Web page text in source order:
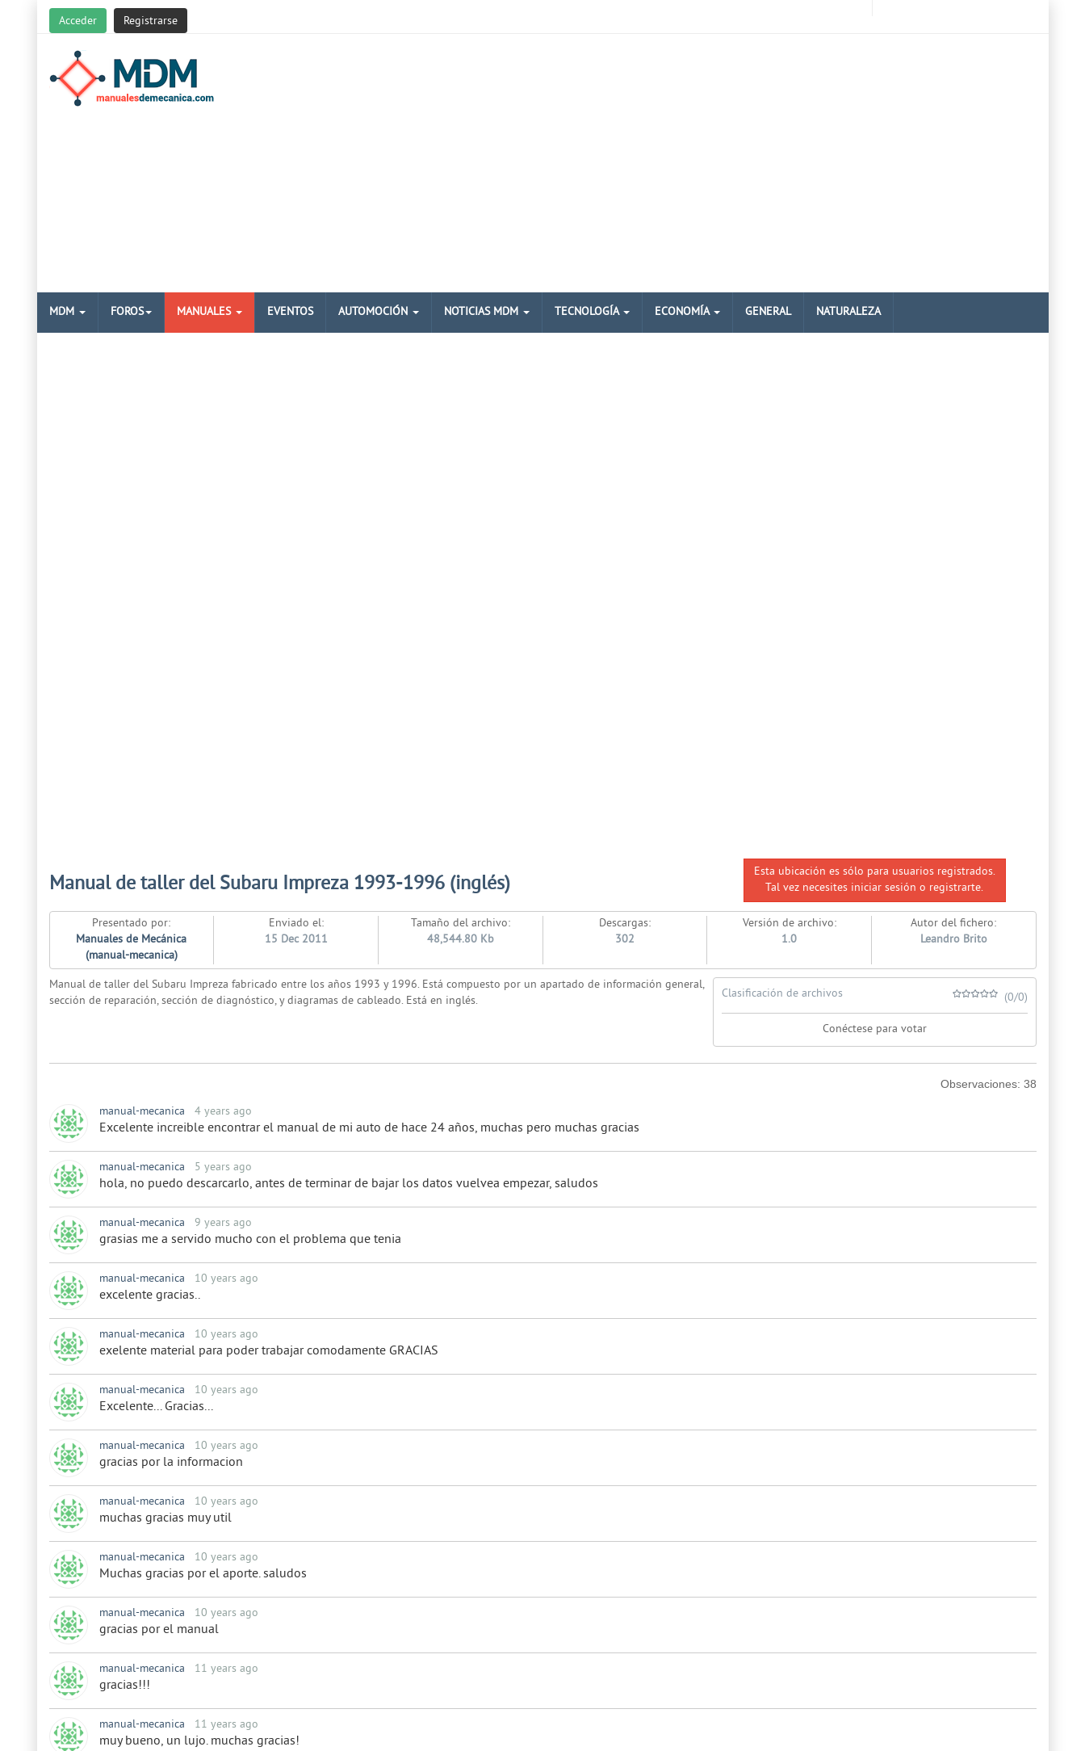
Acceder Registrarse
MDM FOROS MANUALES EVENTOS AUTOMOCIÓN NOTICIAS MDM TECNOLOGÍA ECONOMÍA GENERAL NATURALEZA
Manual de taller del Subaru Impreza 1993-1996 (inglés)
Esta ubicación es sólo para usuarios registrados.
Tal vez necesites iniciar sesión o registrarte.
Presentado por:
Manuales de Mecánica
(manual-mecanica)
Enviado el:
15 Dec 2011
Tamaño del archivo:
48,544.80 Kb
Descargas:
302
Versión de archivo:
1.0
Autor del fichero:
Leandro Brito
Manual de taller del Subaru Impreza fabricado entre los años 1993 y 1996. Está compuesto por un apartado de información general,
sección de reparación, sección de diagnóstico, y diagramas de cableado. Está en inglés.
Clasificación de archivos (0/0)
Conéctese para votar
Observaciones: 38
manual-mecanica 4 years ago
Excelente increible encontrar el manual de mi auto de hace 24 años, muchas pero muchas gracias
manual-mecanica 5 years ago
hola, no puedo descarcarlo, antes de terminar de bajar los datos vuelvea empezar, saludos
manual-mecanica 9 years ago
grasias me a servido mucho con el problema que tenia
manual-mecanica 10 years ago
excelente gracias..
manual-mecanica 10 years ago
exelente material para poder trabajar comodamente GRACIAS
manual-mecanica 10 years ago
Excelente... Gracias...
manual-mecanica 10 years ago
gracias por la informacion
manual-mecanica 10 years ago
muchas gracias muy util
manual-mecanica 10 years ago
Muchas gracias por el aporte. saludos
manual-mecanica 10 years ago
gracias por el manual
manual-mecanica 11 years ago
gracias!!!
manual-mecanica 11 years ago
muy bueno, un lujo. muchas gracias!